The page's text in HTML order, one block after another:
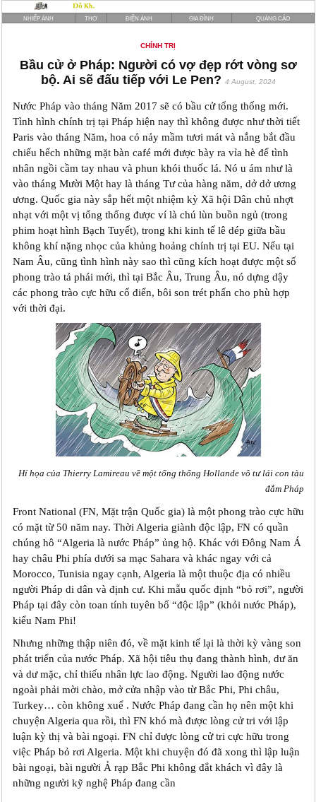
NHIẾP ẢNH THƠ ĐIỆN ẢNH GIA ĐÌNH QUẢNG CÁO
CHÍNH TRỊ
Bầu cử ở Pháp: Người có vợ đẹp rớt vòng sơ
bộ. Ai sẽ đấu tiếp với Le Pen? 4 August, 2024
Nước Pháp vào tháng Năm 2017 sẽ có bầu cử tổng thống mới.
Tình hình chính trị tại Pháp hiện nay thì không được như thời tiết
Paris vào tháng Năm, hoa cỏ nảy mầm tươi mát và nắng bắt đầu
chiếu hếch những mặt bàn café mới được bày ra vỉa hè để tình
nhân ngồi cầm tay nhau và phun khói thuốc lá. Nó u ám như là
vào tháng Mười Một hay là tháng Tư của hàng năm, dở dở ương
ương. Quốc gia này sắp hết một nhiệm kỳ Xã hội Dân chủ nhợt
nhạt với một vị tổng thống được ví là chú lùn buồn ngủ (trong
phim hoạt hình Bạch Tuyết), trong khi kinh tế lê dép giữa bầu
không khí nặng nhọc của khủng hoảng chính trị tại EU. Nếu tại
Nam Âu, cũng tình hình này sao thì cũng kích hoạt được một số
phong trào tả phái mới, thì tại Bắc Âu, Trung Âu, nó dựng dậy
các phong trào cực hữu cổ điển, bôi son trét phấn cho phù hợp
với thời đại.
Hí họa của Thierry Lamireau về một tổng thống Hollande vô tư lái con tàu
đắm Pháp
Front National (FN, Mặt trận Quốc gia) là một phong trào cực hữu
có mặt từ 50 năm nay. Thời Algeria giành độc lập, FN có quần
chúng hô “Algeria là nước Pháp” ủng hộ. Khác với Đông Nam Á
hay châu Phi phía dưới sa mạc Sahara và khác ngay với cả
Morocco, Tunisia ngay cạnh, Algeria là một thuộc địa có nhiều
người Pháp di dân và định cư. Khi mẫu quốc định “bỏ rơi”, người
Pháp tại đây còn toan tính tuyên bố “độc lập” (khỏi nước Pháp),
kiểu Nam Phi!
Nhưng những thập niên đó, về mặt kinh tế lại là thời kỳ vàng son
phát triển của nước Pháp. Xã hội tiêu thụ đang thành hình, dư ăn
và dư mặc, chỉ thiếu nhân lực lao động. Người lao động nước
ngoài phải mời chào, mở cửa nhập vào từ Bắc Phi, Phi châu,
Turkey… còn không xuể . Nước Pháp đang cần họ nên một khi
chuyện Algeria qua rồi, thì FN khó mà được lòng cử tri với lập
luận kỳ thị và bài ngoại. FN chỉ được lòng cử tri cực hữu trong
việc Pháp bỏ rơi Algeria. Một khi chuyện đó đã xong thì lập luận
bài ngoại, bài người Ả rạp Bắc Phi không đắt khách vì đây là
những người kỹ nghệ Pháp đang cần